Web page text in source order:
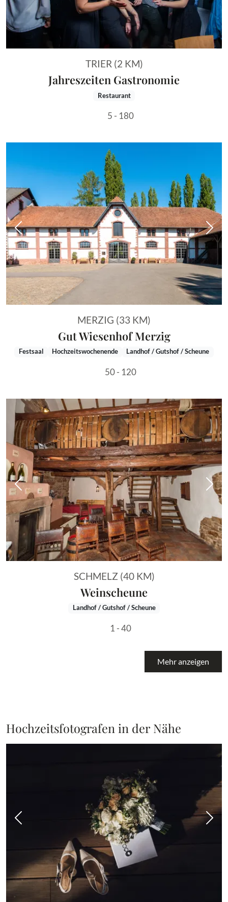
TRIER (2 KM)
Jahreszeiten Gastronomie
Restaurant
5 - 180
Vorheriges Bild
MERZIG (33 KM)
Gut Wiesenhof Merzig
Festsaal Hochzeitswochenende Landhof / Gutshof / Scheune
50 - 120
Vorheriges Bild
SCHMELZ (40 KM)
Weinscheune
Landhof / Gutshof / Scheune
1 - 40
Mehr anzeigen
Hochzeitsfotografen in der Nähe
Vorheriges Bild